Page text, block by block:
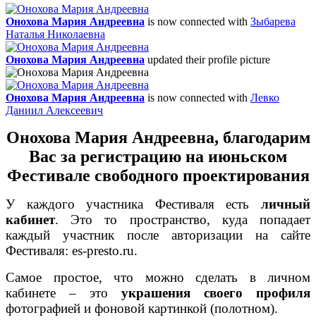
Онохова Мария Андреевна is now connected with Зыбарева
Наталья Николаевна
Онохова Мария Андреевна updated their profile picture
Онохова Мария Андреевна is now connected with Левко
Даниил Алексеевич
Онохова Мария Андреевна, благодарим
Вас за регистрацию на июньском
Фестивале свободного проектирования
У каждого участника Фестиваля есть личный
кабинет. Это то пространство, куда попадает
каждый участник после авторизации на сайте
Фестиваля: es-presto.ru.
Самое простое, что можно сделать в личном
кабинете – это украшения своего профиля
фотографией и фоновой картинкой (полотном).